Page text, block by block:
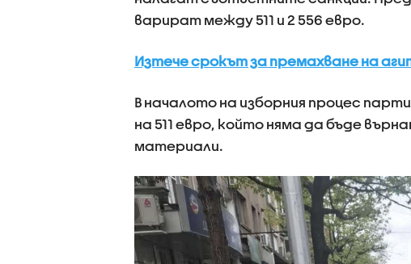
варират между 511 и 2 556 евро.
Изтече срокът за премахване на
В началото на изборния процес
на 511 евро, който няма да бъде
материали.